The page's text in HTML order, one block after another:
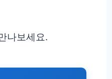
나보세요.